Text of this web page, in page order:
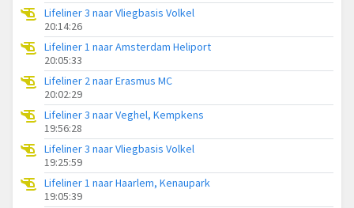
Lifeliner 3 naar Vliegbasis Volkel
20:14:26
Lifeliner 1 naar Amsterdam Heliport
20:05:33
Lifeliner 2 naar Erasmus MC
20:02:29
Lifeliner 3 naar Veghel, Kempkens
19:56:28
Lifeliner 3 naar Vliegbasis Volkel
19:25:59
Lifeliner 1 naar Haarlem, Kenaupark
19:05:39